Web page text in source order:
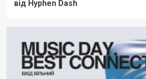
від Hyphen Dash